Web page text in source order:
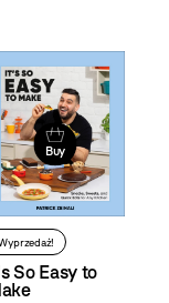
Buy
So Easy to